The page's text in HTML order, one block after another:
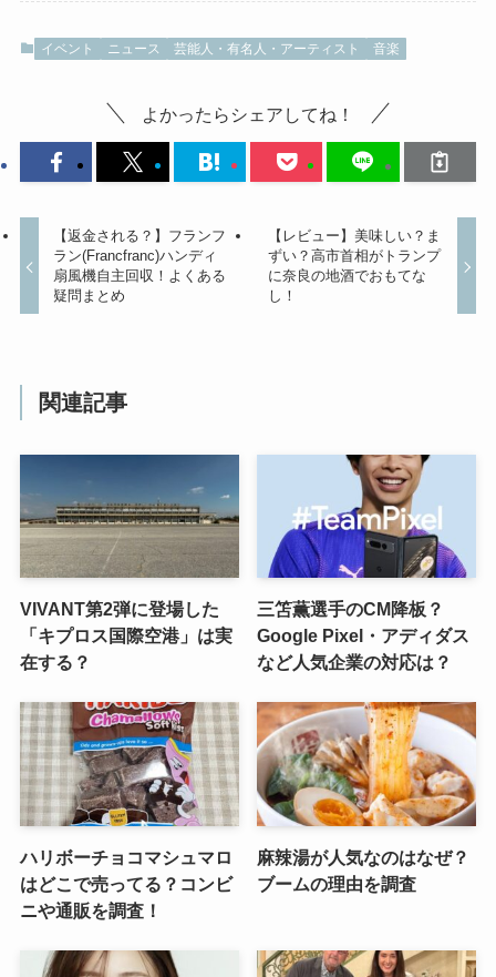
イベント ニュース 芸能人・有名人・アーティスト 音楽
よかったらシェアしてね！
【返金される？】フランフ
ラン(Francfranc)ハンディ
扇風機自主回収！よくある
疑問まとめ
【レビュー】美味しい？ま
ずい？高市首相がトランプ
に奈良の地酒でおもてな
し！
関連記事
VIVANT第2弾に登場した
「キプロス国際空港」は実
在する？
三笘薫選手のCM降板？
Google Pixel・アディダス
など人気企業の対応は？
ハリボーチョコマシュマロ
はどこで売ってる？コンビ
ニや通販を調査！
麻辣湯が人気なのはなぜ？
ブームの理由を調査